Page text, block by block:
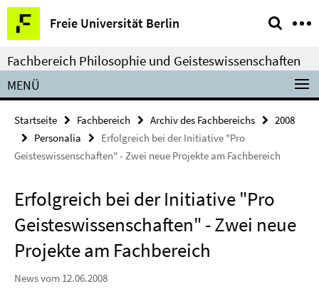
Springe
direkt
zu
Inhalt
Freie Universität Berlin
Service-
Navigation
Fachbereich Philosophie und Geisteswissenschaften
MENÜ
Startseite Fachbereich Archiv des Fachbereichs
2008
Personalia
Erfolgreich bei der Initiative "Pro
Geisteswissenschaften" - Zwei neue Projekte am Fachbereich
Erfolgreich bei der Initiative "Pro
Geisteswissenschaften" - Zwei neue
Projekte am Fachbereich
News vom 12.06.2008